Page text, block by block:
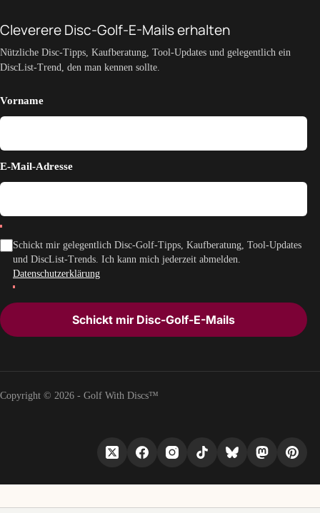
Cleverere Disc-Golf-E-Mails erhalten
Nützliche Disc-Tipps, Kaufberatung, Tool-Updates und gelegentlich ein
DiscList-Trend, den man kennen sollte.
Vorname
E-Mail-Adresse
Schickt mir gelegentlich Disc-Golf-Tipps, Kaufberatung, Tool-Updates
und DiscList-Trends. Ich kann mich jederzeit abmelden.
Datenschutzerklärung
Schickt mir Disc-Golf-E-Mails
Copyright © 2026 - Golf With Discs™